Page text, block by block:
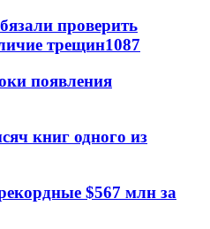
проверить
трещин1087
появления
книг одного из
$567 млн за